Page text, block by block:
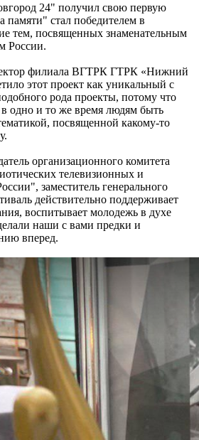
24" получил свою первую
памяти" стал победителем в
тем, посвященных знаменательным
России.
филиала ВГТРК ГТРК «Нижний
этот проект как уникальный с
рода проекты, потому что
одно и то же время людям быть
посвященной какому-то
организационного комитета
телевизионных и
заместитель генерального
действительно поддерживает
воспитывает молодежь в духе
наши с вами предки и
вперед.